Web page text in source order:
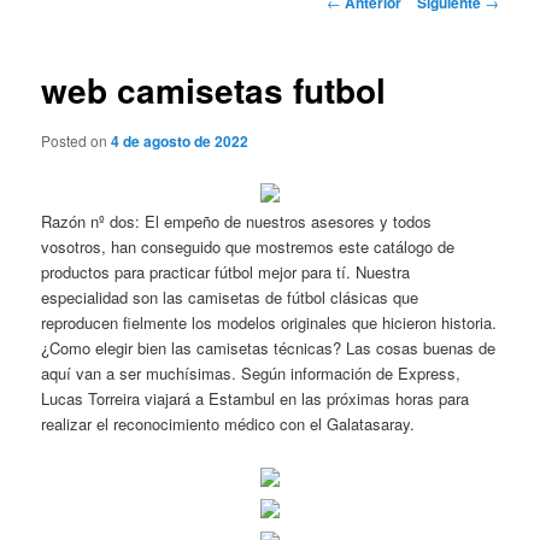
web camisetas futbol
Posted on4 de agosto de 2022
Razón nº dos: El empeño de nuestros asesores y todos
vosotros, han conseguido que mostremos este catálogo de
productos para practicar fútbol mejor para tí. Nuestra
especialidad son las camisetas de fútbol clásicas que
reproducen fielmente los modelos originales que hicieron historia.
¿Como elegir bien las camisetas técnicas? Las cosas buenas de
aquí van a ser muchísimas. Según información de Express,
Lucas Torreira viajará a Estambul en las próximas horas para
realizar el reconocimiento médico con el Galatasaray.